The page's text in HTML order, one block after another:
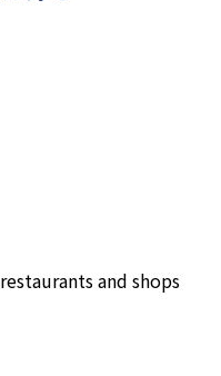
restaurants and shops